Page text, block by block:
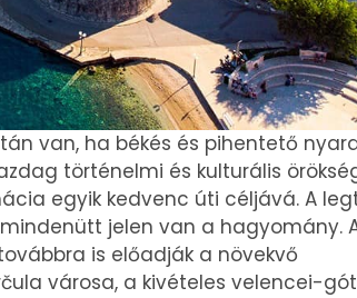
van, ha békés és pihentető
történelmi és kulturális
egyik kedvenc úti céljává. A
jelen van a hagyomány.
is előadják a növekvő
városa, a kivételes velencei-